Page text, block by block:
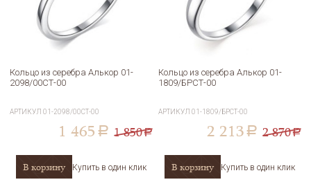
Кольцо из серебра Алькор 01-
2098/00СТ-00
АРТИКУЛ01-2098/00СТ-00
1 465 a 1 850a
В корзину Купить в один клик
Кольцо из серебра Алькор 01-
1809/БРСТ-00
АРТИКУЛ01-1809/БРСТ-00
2 213 a 2 870a
В корзину Купить в один клик